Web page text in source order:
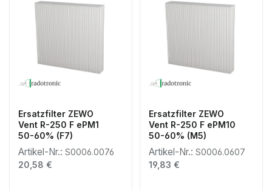
Ersatzfilter ZEWO
Vent R-250 F ePM1
50-60% (F7)
Artikel-Nr.: S0006.0076
Regulärer Preis:
20,58 €
Ersatzfilter ZEWO
Vent R-250 F ePM10
50-60% (M5)
Artikel-Nr.: S0006.0607
Regulärer Preis:
19,83 €